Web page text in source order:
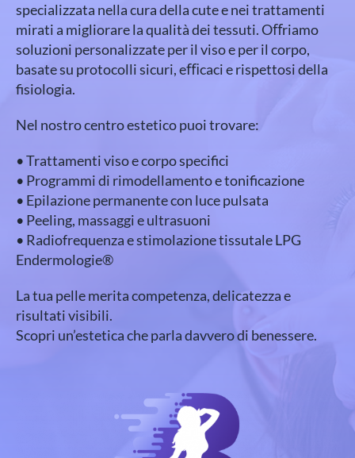
specializzata nella cura della cute e nei trattamenti
mirati a migliorare la qualità dei tessuti. Oﬀriamo
soluzioni personalizzate per il viso e per il corpo,
basate su protocolli sicuri, eﬃcaci e rispettosi della
fisiologia.
Nel nostro centro estetico puoi trovare:
• Trattamenti viso e corpo specifici
• Programmi di rimodellamento e tonificazione
• Epilazione permanente con luce pulsata
• Peeling, massaggi e ultrasuoni
• Radiofrequenza e stimolazione tissutale LPG
Endermologie®
La tua pelle merita competenza, delicatezza e
risultati visibili.
Scopri un’estetica che parla davvero di benessere.